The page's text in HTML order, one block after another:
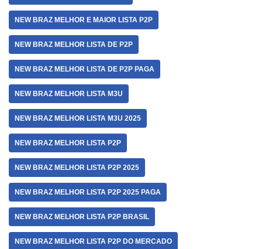
NEW BRAZ MELHOR E MAIOR LISTA P2P
NEW BRAZ MELHOR LISTA DE P2P
NEW BRAZ MELHOR LISTA DE P2P PAGA
NEW BRAZ MELHOR LISTA M3U
NEW BRAZ MELHOR LISTA M3U 2025
NEW BRAZ MELHOR LISTA P2P
NEW BRAZ MELHOR LISTA P2P 2025
NEW BRAZ MELHOR LISTA P2P 2025 PAGA
NEW BRAZ MELHOR LISTA P2P BRASIL
NEW BRAZ MELHOR LISTA P2P DO MERCADO